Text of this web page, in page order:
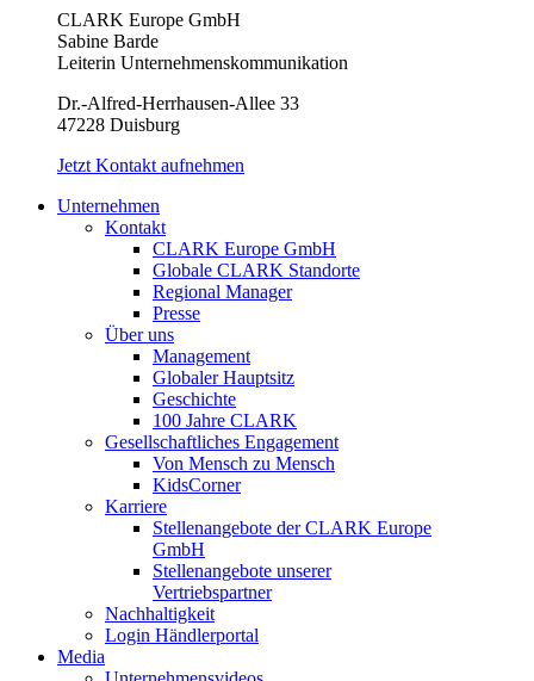
CLARK Europe GmbH
Sabine Barde
Leiterin Unternehmenskommunikation
Dr.-Alfred-Herrhausen-Allee 33
47228 Duisburg
Jetzt Kontakt aufnehmen
Unternehmen
Kontakt
CLARK Europe GmbH
Globale CLARK Standorte
Regional Manager
Presse
Über uns
Management
Globaler Hauptsitz
Geschichte
100 Jahre CLARK
Gesellschaftliches Engagement
Von Mensch zu Mensch
KidsCorner
Karriere
Stellenangebote der CLARK Europe
GmbH
Stellenangebote unserer
Vertriebspartner
Nachhaltigkeit
Login Händlerportal
Media